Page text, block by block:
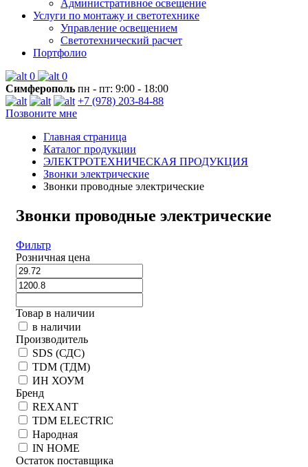
Административное освещение
Услуги по монтажу и светотехнике
Управление освещением
Светотехнический расчет
Портфолио
0
0
Симферополь пн - пт: 9:00 - 18:00
+7 (978) 203-84-88
Позвоните мне
Главная страница
Каталог продукции
ЭЛЕКТРОТЕХНИЧЕСКАЯ ПРОДУКЦИЯ
Звонки электрические
Звонки проводные электрические
Звонки проводные электрические
Фильтр
Розничная цена
Товар в наличии
в наличии
Производитель
SDS (СДС)
TDM (ТДМ)
ИН ХОУМ
Бренд
REXANT
TDM ELECTRIC
Народная
IN HOME
Остаток поставщика